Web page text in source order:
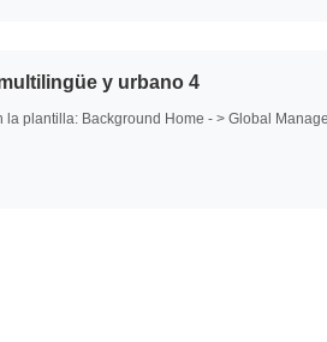
y urbano 4
plantilla: Background Home - > Global